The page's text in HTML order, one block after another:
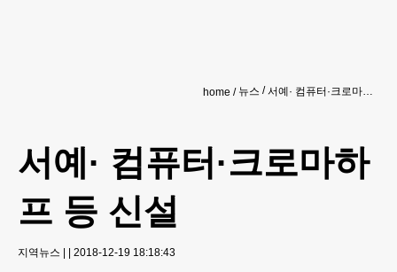
home 뉴스 서예· 컴퓨터·크로마하프 등 신설
서예· 컴퓨터·크로마하
프 등 신설
지역뉴스 | | 2018-12-19 18:18:43